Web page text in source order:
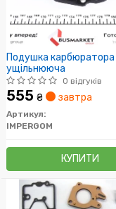
Подушка карбюратора
ущільнююча
0 відгуків
555 ₴ завтра
Артикул:
IMPERGOM
КУПИТИ